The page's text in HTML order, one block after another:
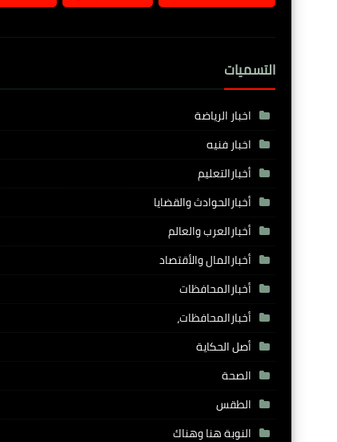
التسميات
اخبار الرياضة
اخبار فنيه
أخبارالتعليم
أخبارالحوادث والقضايا
أخبارالعرب والعالم
أخبارالمال والأقتصاد
أخبارالمحافظات
أخبارالمحافظات،
أصل الحكاية
الصحة
الطقس
النوبة هنا وهناك